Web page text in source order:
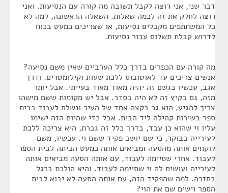
דבר שני, אני רוצה לקבל תשובה מה קורה עם הנסיעות. ואני
רוצה לחלק את זה לכמה שאלות. השאלה הראשונה, למה לא
כל המשתתפים מקבלים נסיעות, או שצריכים כמעט בכוח
לדרוש קבלת תשלום עבור נסיעות.
מה קורה עם הכפרים בדרך כלל הערביים שאין משם נסיעה?
אנשים צריכים עד לאוטובוס ללכת שעות וקילומטרים. ודרך
אגב, עכשיו בגשם זה יהיה מאוד מאוד בעייתי. אבל יותר
מזה, גם בקיץ זה לא היה בסדר. אבל יש מקומות ששם מישהו
צריך להגיע, הוא גר בקצה אחד של העיר ונשלח לעבוד בבית
ספר בשירות קהילה ליד הבית. אבל כדי שהיום הזה ישימו
עליו וי שהוא כן עבד, בדרך כלל זה גברת, היא צריכה ללכת
לעירייה בבוקר, כי שם יושב פקיד ששם וי. עכשיו, משם
לוקחים אותה מהסעה ומביאים אותה כמעט הביתה לבית הספר
לעבוד. אחרי שסיימה לעבוד, עם אותה הסעה מביאים אותה
לעירייה ועושים לה וי שסיימה לעבוד. והיא הולכת ברגל
בחזרה. למה שהפקיד הזה, עם אותה הסעה לא יבוא לבית
הספר וישים שם את הוי?